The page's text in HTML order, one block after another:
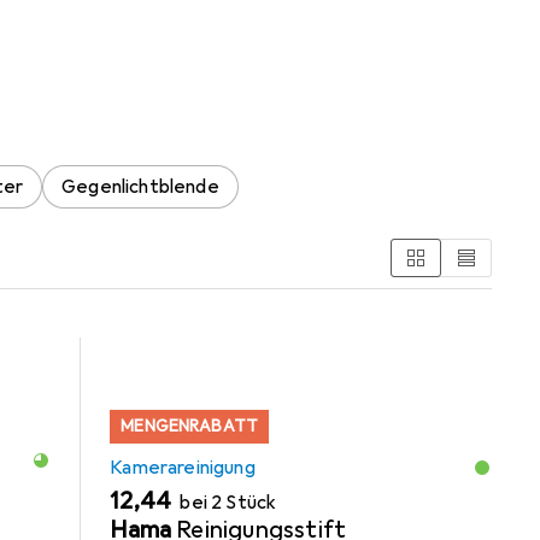
Gegenlichtblende
MENGENRABATT
Kamerareinigung
EUR
12,44 bei 2 Stück
Hama Reinigungsstift